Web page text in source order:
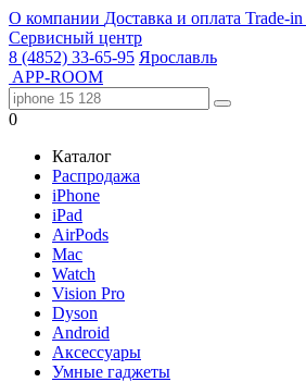
О компании Доставка и оплата Trade-in
Сервисный центр
8 (4852) 33-65-95 Ярославль
APP-ROOM
0
Каталог
Распродажа
iPhone
iPad
AirPods
Mac
Watch
Vision Pro
Dyson
Android
Аксессуары
Умные гаджеты